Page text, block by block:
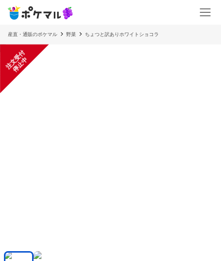
産直・通販のポケマル 野菜 ちょつと訳ありホワイトショコラ
注
文
受
付
停
止
中